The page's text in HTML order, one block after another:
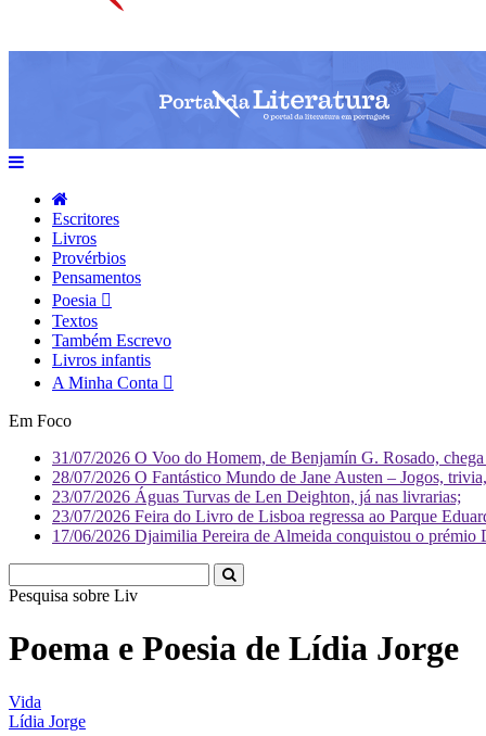
Escritores
Livros
Provérbios
Pensamentos
Poesia
Textos
Também Escrevo
Livros infantis
A Minha Conta
Em Foco
31/07/2026 O Voo do Homem, de Benjamín G. Rosado,
28/07/2026 O Fantástico Mundo de Jane Austen – Jogos,
23/07/2026 Águas Turvas de Len Deighton, já nas livrarias;
23/07/2026 Feira do Livro de Lisboa regressa ao Parque
17/06/2026 Djaimilia Pereira de Almeida conquistou o
Pesquisa sobre Literatura
Poema e Poesia de Lídia Jorge
Vida
Lídia Jorge